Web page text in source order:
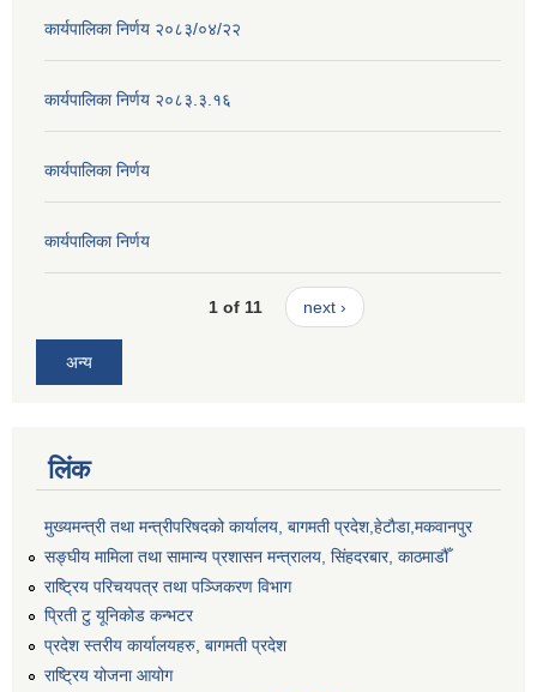
कार्यपालिका निर्णय २०८३/०४/२२
कार्यपालिका निर्णय २०८३.३.१६
कार्यपालिका निर्णय
कार्यपालिका निर्णय
1 of 11 next ›
अन्य
लिंक
मुख्यमन्त्री तथा मन्त्रीपरिषदको कार्यालय, बागमती प्रदेश,हेटाैडा,मकवानपुर
सङ्‍घीय मामिला तथा सामान्य प्रशासन मन्त्रालय, सिंहदरबार, काठमाडौँ
राष्ट्रिय परिचयपत्र तथा पञ्जिकरण विभाग
प्रिती टु यूनिकोड कन्भटर
प्रदेश स्तरीय कार्यालयहरु, बागमती प्रदेश
राष्ट्रिय योजना आयोग